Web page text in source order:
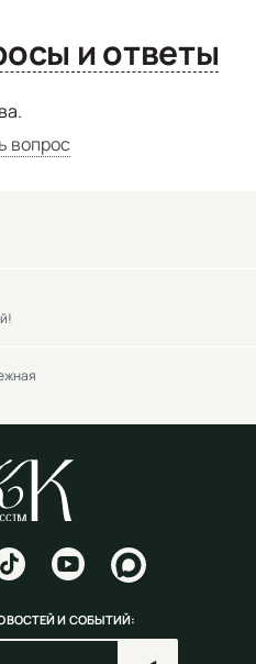
Вопросы и ответы
вопрос
И СОБЫТИЙ: